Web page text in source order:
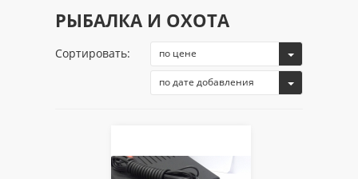
РЫБАЛКА И ОХОТА
Сортировать: по цене
по дате добавления